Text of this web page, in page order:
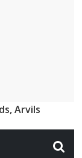
Arvils